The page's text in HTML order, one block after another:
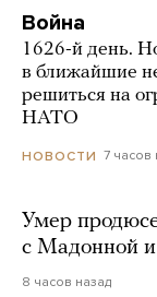
Война
1626-й день.
в ближайшие
решиться на
НАТО
НОВОСТИ 7 часов
Умер
с Мадонной
8 часов назад